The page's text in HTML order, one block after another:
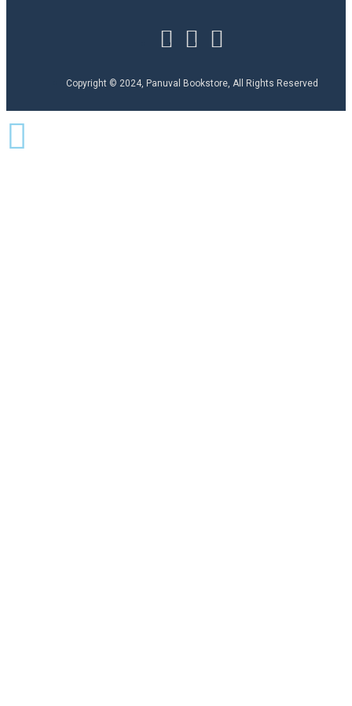
Copyright © 2024, Panuval Bookstore, All Rights Reserved